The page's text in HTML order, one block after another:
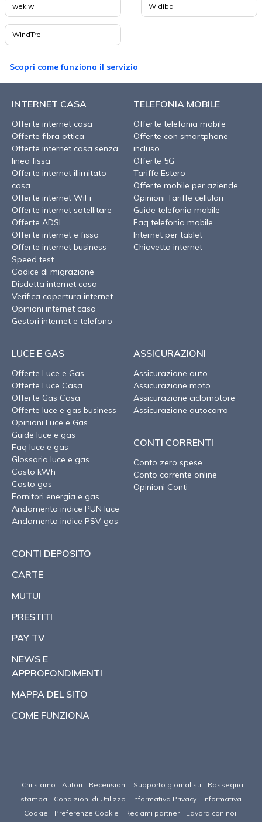
wekiwi Widiba
WindTre
Scopri come funziona il servizio
INTERNET CASA
Offerte internet casa
Offerte fibra ottica
Offerte internet casa senza
linea fissa
Offerte internet illimitato
casa
Offerte internet WiFi
Offerte internet satellitare
Offerte ADSL
Offerte internet e fisso
Offerte internet business
Speed test
Codice di migrazione
Disdetta internet casa
Verifica copertura internet
Opinioni internet casa
Gestori internet e telefono
TELEFONIA MOBILE
Offerte telefonia mobile
Offerte con smartphone
incluso
Offerte 5G
Tariffe Estero
Offerte mobile per aziende
Opinioni Tariffe cellulari
Guide telefonia mobile
Faq telefonia mobile
Internet per tablet
Chiavetta internet
LUCE E GAS
Offerte Luce e Gas
Offerte Luce Casa
Offerte Gas Casa
Offerte luce e gas business
Opinioni Luce e Gas
Guide luce e gas
Faq luce e gas
Glossario luce e gas
Costo kWh
Costo gas
Fornitori energia e gas
Andamento indice PUN luce
Andamento indice PSV gas
ASSICURAZIONI
Assicurazione auto
Assicurazione moto
Assicurazione ciclomotore
Assicurazione autocarro
CONTI CORRENTI
Conto zero spese
Conto corrente online
Opinioni Conti
CONTI DEPOSITO
CARTE
MUTUI
PRESTITI
PAY TV
NEWS E
APPROFONDIMENTI
MAPPA DEL SITO
COME FUNZIONA
Chi siamo Autori Recensioni Supporto giornalisti
Rassegna
stampa
Condizioni di Utilizzo Informativa Privacy
Informativa
Cookie
Preferenze Cookie Reclami partner Lavora con noi